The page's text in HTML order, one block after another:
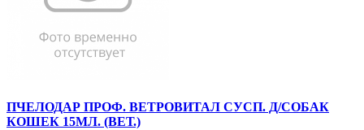
ПЧЕЛОДАР ПРОФ. ВЕТРОВИТАЛ СУСП. Д/СОБАК
КОШЕК 15МЛ. (ВЕТ.)